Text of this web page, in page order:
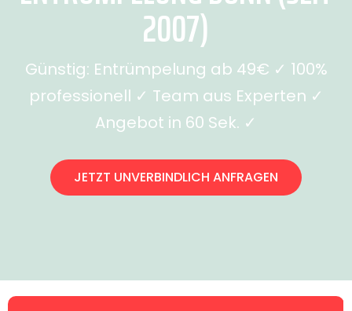
2007)
Günstig: Entrümpelung ab 49€ ✓ 100%
professionell ✓ Team aus Experten ✓
Angebot in 60 Sek. ✓
JETZT UNVERBINDLICH ANFRAGEN